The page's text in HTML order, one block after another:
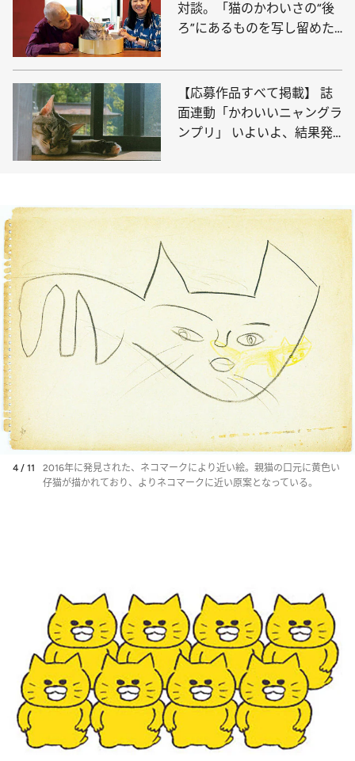
対談。「猫のかわいさの“後
ろ”にあるものを写し留めた
【応募作品すべて掲載】 誌
面連動「かわいいニャングラ
ンプリ」 いよいよ、結果発
4 / 11
2016年に発見された、ネコマークにより近い絵。親猫の口元に黄色い
仔猫が描かれており、よりネコマークに近い原案となっている。